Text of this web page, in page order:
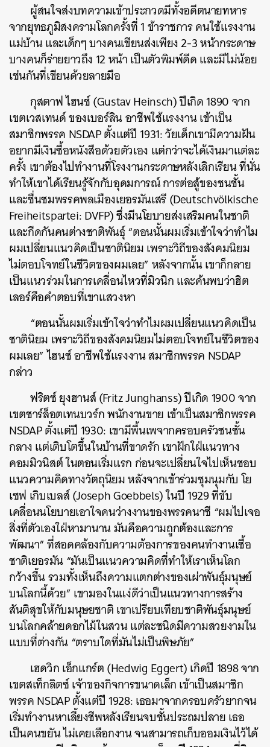
ผู้สนใจส่งบทความเข้าประกวดมีทั้งอดีตนายทหาร
จากยุทธภูมิสงครามโลกครั้งที่ 1 ข้าราชการ คนใช้แรงงาน
แม่บ้าน และเด็กๆ บางคนเขียนส่งเพียง 2-3 หน้ากระดาษ
บางคนก็ร่ายยาวถึง 12 หน้า เป็นตัวพิมพ์ดีด และมีไม่น้อย
เช่นกันที่เขียนด้วยลายมือ
กุสตาฟ ไฮนช์ (Gustav Heinsch) ปีเกิด 1890 จาก
เขตเวสเทนด์ ของเบอร์ลิน อาชีพใช้แรงงาน เข้าเป็น
สมาชิกพรรค NSDAP ตั้งแต่ปี 1931: วัยเด็กเขามีความฝัน
อยากมีเงินซื้อหนังสือด้วยตัวเอง แต่กว่าจะได้เงินมาแต่ละ
ครั้ง เขาต้องไปทำงานที่โรงงานกระดาษหลังเลิกเรียน ที่นั่น
ทำให้เขาได้เรียนรู้จักกับอุดมการณ์ การต่อสู้ของชนชั้น
และชื่นชมพรรคพลเมืองเยอรมันเสรี (Deutschvölkische
Freiheitspartei: DVFP) ซึ่งมีนโยบายส่งเสริมคนในชาติ
และกีดกันคนต่างชาติพันธุ์ “ตอนนั้นผมเริ่มเข้าใจว่าทำไม
ผมเปลี่ยนแนวคิดเป็นชาตินิยม เพราะวิถีของสังคมนิยม
ไม่ตอบโจทย์ในชีวิตของผมเลย” หลังจากนั้น เขาก็กลาย
เป็นแนวร่วมในการเคลื่อนไหวที่มิวนิก และค้นพบว่าฮิต
เลอร์คือคำตอบที่เขาแสวงหา
“ตอนนั้นผมเริ่มเข้าใจว่าทำไมผมเปลี่ยนแนวคิดเป็น
ชาตินิยม เพราะวิถีของสังคมนิยมไม่ตอบโจทย์ในชีวิตของ
ผมเลย” ไฮนช์ อาชีพใช้แรงงาน สมาชิกพรรค NSDAP
กล่าว
ฟริตซ์ ยุงฮานส์ (Fritz Junghanss) ปีเกิด 1900 จาก
เขตชาร์ล็อตเทนบวร์ก พนักงานขาย เข้าเป็นสมาชิกพรรค
NSDAP ตั้งแต่ปี 1930: เขามีพื้นเพจากครอบครัวชนชั้น
กลาง แต่เติบโตขึ้นในบ้านที่ขาดรัก เขาฝักใฝ่แนวทาง
คอมมิวนิสต์ ในตอนเริ่มแรก ก่อนจะเปลี่ยนใจไปเห็นชอบ
แนวความคิดทางวัตถุนิยม หลังจากเข้าร่วมชุมนุมกับ โย
เซฟ เกิบเบลส์ (Joseph Goebbels) ในปี 1929 ที่ขับ
เคลื่อนนโยบายเอาใจคนว่างงานของพรรคนาซี “ผมไปเจอ
สิ่งที่ตัวเองใฝ่หามานาน มันคือความถูกต้องและการ
พัฒนา” ที่สอดคล้องกับความต้องการของคนทำงานเชื้อ
ชาติเยอรมัน “มันเป็นแนวความคิดที่ทำให้เราเห็นโลก
กว้างขึ้น รวมทั้งเห็นถึงความแตกต่างของเผ่าพันธุ์มนุษย์
บนโลกนี้ด้วย” เขามองในแง่ดีว่าเป็นแนวทางการสร้าง
สันติสุขให้กับมนุษยชาติ เขาเปรียบเทียบชาติพันธุ์มนุษย์
บนโลกคล้ายดอกไม้ในสวน แต่ละชนิดมีความสวยงามใน
แบบที่ต่างกัน “ตราบใดที่มันไม่เป็นพิษภัย”
เฮดวิก เอ็กแกร์ต (Hedwig Eggert) เกิดปี 1898 จาก
เขตสเท็กลิตซ์ เจ้าของกิจการขนาดเล็ก เข้าเป็นสมาชิก
พรรค NSDAP ตั้งแต่ปี 1928: เธอมาจากครอบครัวยากจน
เริ่มทำงานหาเลี้ยงชีพหลังเรียนจบชั้นประถมปลาย เธอ
เป็นคนขยัน ไม่เคยเลือกงาน จนสามารถเก็บออมเงินไว้ได้